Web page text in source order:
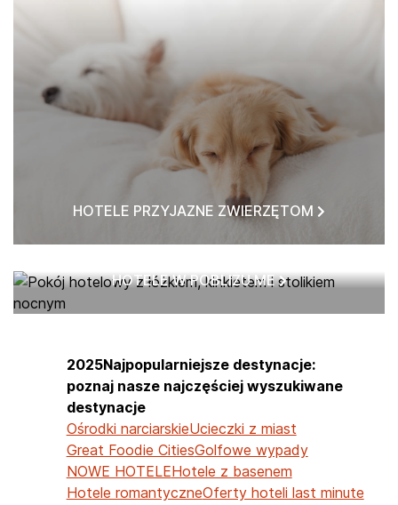
HOTELE PRZYJAZNE ZWIERZĘTOM
HOTELE W POBLIŻU ME
2025Najpopularniejsze destynacje:
poznaj nasze najczęściej wyszukiwane
destynacje
Ośrodki narciarskieUcieczki z miast
Great Foodie CitiesGolfowe wypady
NOWE HOTELEHotele z basenem
Hotele romantyczneOferty hoteli last minute